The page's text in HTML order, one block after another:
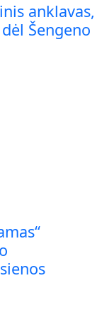
anklavas,
Šengeno